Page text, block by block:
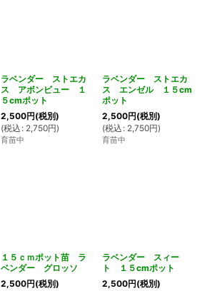
絞り込む
ラベンダー ストエカ
ス アボンビュー １
５cmポット
2,500円(税別)
(税込 : 2,750円)
育苗中
ラベンダー ストエカ
ス エンゼル １５cm
ポット
2,500円(税別)
(税込 : 2,750円)
育苗中
１５ｃｍポット苗 ラ
ベンダー グロッソ
2,500円(税別)
ラベンダー スィー
ト １５cmポット
2,500円(税別)